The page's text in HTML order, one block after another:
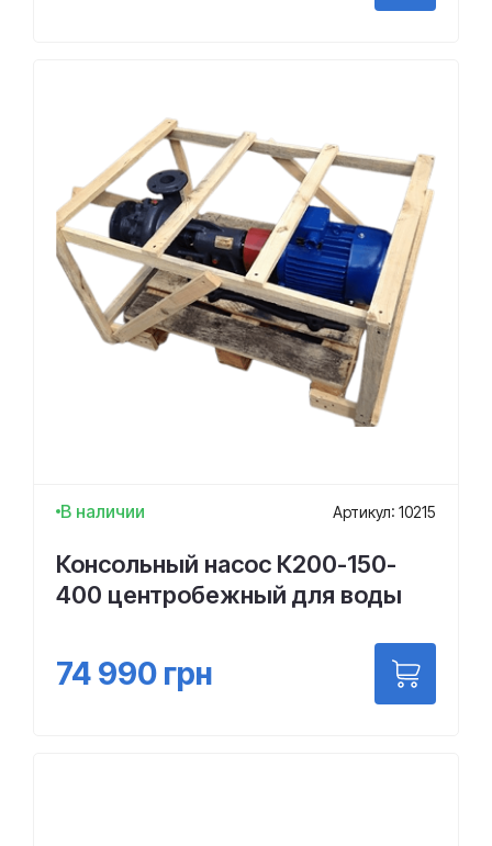
В наличии Артикул: 10215
Консольный насос К200-150-
400 центробежный для воды
74 990 грн